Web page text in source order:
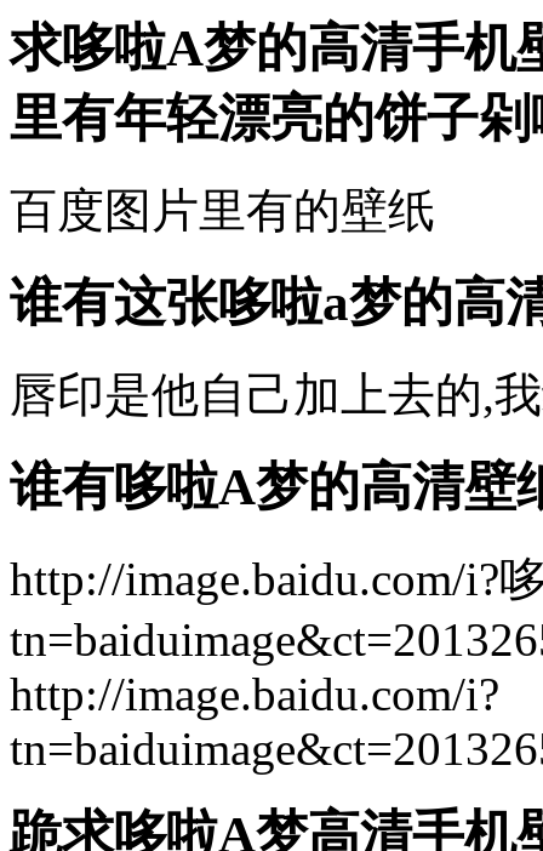
求哆啦A梦的高清手机
里有年轻漂亮的饼子剁
百度图片里有的壁纸
谁有这张哆啦a梦的高
唇印是他自己加上去的,
谁有哆啦A梦的高清壁
http://image.baidu.com/i?
http://image.baidu.com/i?
跪求哆啦A梦高清手机